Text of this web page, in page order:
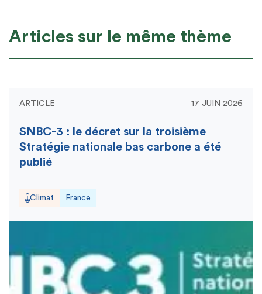
Articles sur le même thème
ARTICLE 17 JUIN 2026
SNBC-3 : le décret sur la troisième
Stratégie nationale bas carbone a été
publié
Climat France